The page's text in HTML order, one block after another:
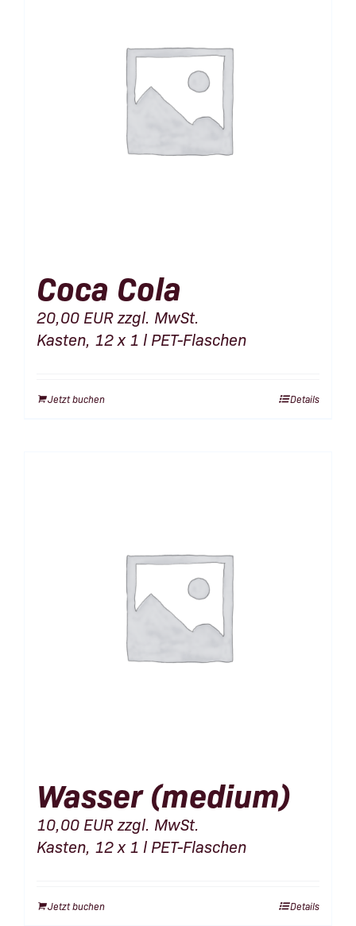
Coca Cola
20,00 EURzzgl. MwSt.
Kasten, 12 x 1 l PET-Flaschen
Jetzt buchen Details
Wasser (medium)
10,00 EURzzgl. MwSt.
Kasten, 12 x 1 l PET-Flaschen
Jetzt buchen Details